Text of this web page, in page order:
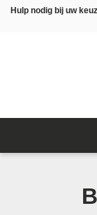
Hulp nodig bij uw